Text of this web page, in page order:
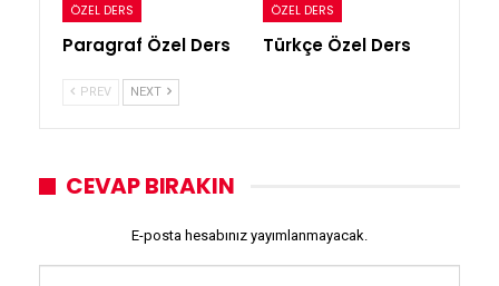
ÖZEL DERS
Paragraf Özel Ders
ÖZEL DERS
Türkçe Özel Ders
PREV NEXT
CEVAP BIRAKIN
E-posta hesabınız yayımlanmayacak.